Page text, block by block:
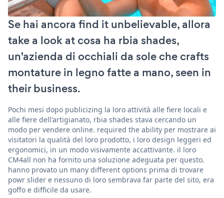
Se hai ancora find it unbelievable, allora
take a look at cosa ha rbia shades,
un'azienda di occhiali da sole che crafts
montature in legno fatte a mano, seen in
their business.
Pochi mesi dopo publicizing la loro attività alle fiere locali e
alle fiere dell'artigianato, rbia shades stava cercando un
modo per vendere online. required the ability per mostrare ai
visitatori la qualità del loro prodotto, i loro design leggeri ed
ergonomici, in un modo visivamente accattivante. il loro
CM4all non ha fornito una soluzione adeguata per questo.
hanno provato un many different options prima di trovare
powr slider e nessuno di loro sembrava far parte del sito, era
goffo e difficile da usare.